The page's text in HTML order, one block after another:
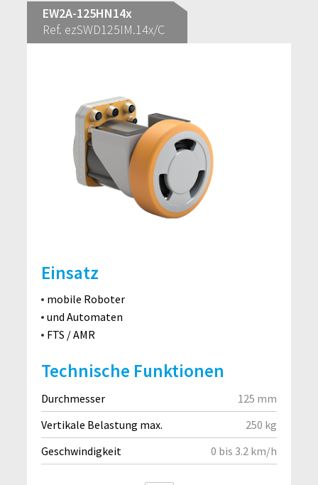
EW2A-125HN14x
Ref. ezSWD125IM.14x/C
Einsatz
mobile Roboter
und Automaten
FTS / AMR
Technische Funktionen
Durchmesser
125 mm
Vertikale Belastung max.
250 kg
Geschwindigkeit
0 bis 3.2 km/h